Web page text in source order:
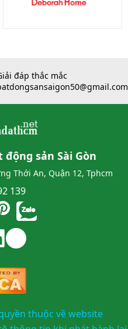
đáp thắc mắc
động sản Sài Gòn
Thới An, Quận 12, Tphcm
139
thuộc về website